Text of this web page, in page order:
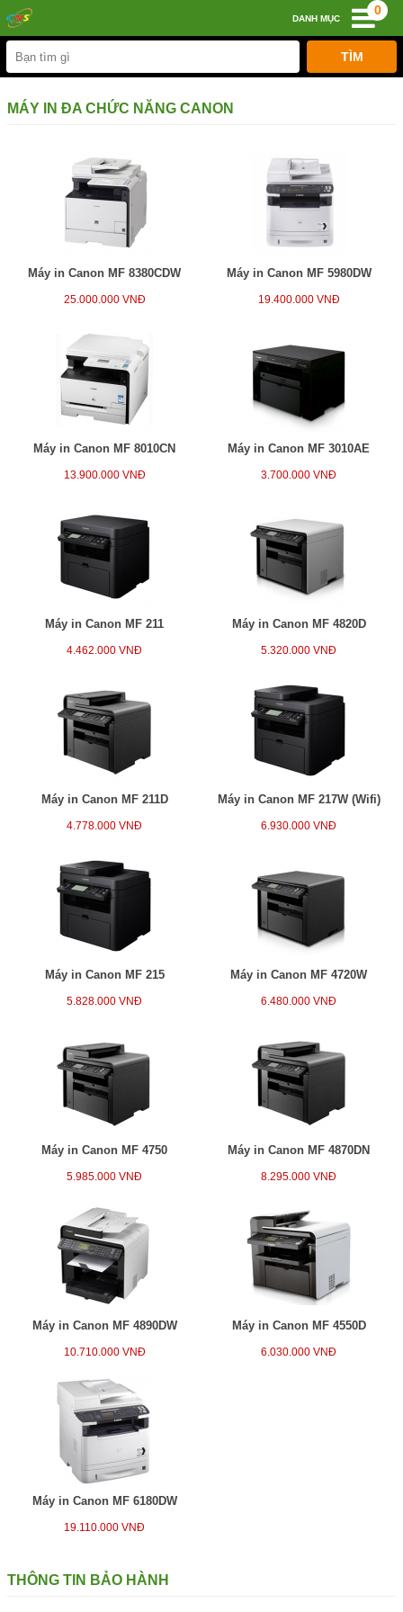
0
DANH MỤC
MÁY IN ĐA CHỨC NĂNG CANON
Máy in Canon MF 8380CDW
25.000.000 VNĐ
Máy in Canon MF 5980DW
19.400.000 VNĐ
Máy in Canon MF 8010CN
13.900.000 VNĐ
Máy in Canon MF 3010AE
3.700.000 VNĐ
Máy in Canon MF 211
4.462.000 VNĐ
Máy in Canon MF 4820D
5.320.000 VNĐ
Máy in Canon MF 211D
4.778.000 VNĐ
Máy in Canon MF 217W (Wifi)
6.930.000 VNĐ
Máy in Canon MF 215
5.828.000 VNĐ
Máy in Canon MF 4720W
6.480.000 VNĐ
Máy in Canon MF 4750
5.985.000 VNĐ
Máy in Canon MF 4870DN
8.295.000 VNĐ
Máy in Canon MF 4890DW
10.710.000 VNĐ
Máy in Canon MF 4550D
6.030.000 VNĐ
Máy in Canon MF 6180DW
19.110.000 VNĐ
THÔNG TIN BẢO HÀNH